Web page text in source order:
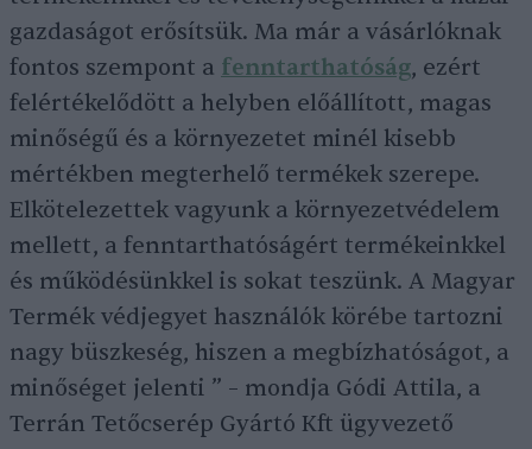
gazdaságot erősítsük. Ma már a vásárlóknak
fontos szempont a fenntarthatóság, ezért
felértékelődött a helyben előállított, magas
minőségű és a környezetet minél kisebb
mértékben megterhelő termékek szerepe.
Elkötelezettek vagyunk a környezetvédelem
mellett, a fenntarthatóságért termékeinkkel
és működésünkkel is sokat teszünk. A Magyar
Termék védjegyet használók körébe tartozni
nagy büszkeség, hiszen a megbízhatóságot, a
minőséget jelenti ” – mondja Gódi Attila, a
Terrán Tetőcserép Gyártó Kft ügyvezető